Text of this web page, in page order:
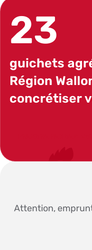
23
guichets
Région
concrétiser
Attention,